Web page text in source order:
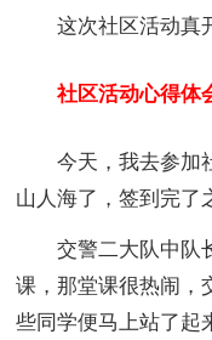
这次社区活动真开
社区活动心得体
今天，我去参加社
山人海了，签到完了
交警二大队中队长
课，那堂课很热闹，
些同学便马上站了起